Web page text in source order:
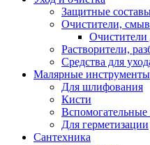
Защитные
Очистители,
Очистители
Растворители,
Средства для
Малярные инструменты
Для шлифования
Кисти
Для герметизации
Сантехника